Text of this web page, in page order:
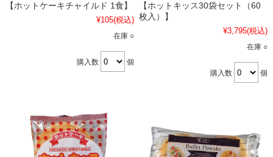
【ホットケーキチャイルド 1食】
¥105(税込)
在庫 ○
購入数 個
【ホットキッス30袋セット（60
枚入）】
¥3,795(税込)
在庫 ○
購入数 個